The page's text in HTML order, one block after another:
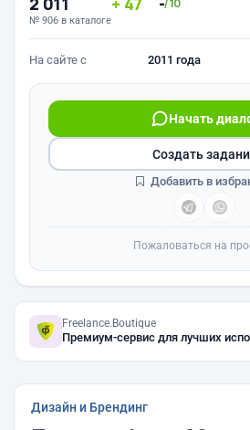
№ 906 в каталоге
/10
На сайте с 2011 года
Начать
Создать
Добавить в
Пожаловаться на
Freelance.Boutique
Премиум-сервис для лучших
Дизайн и Брендинг